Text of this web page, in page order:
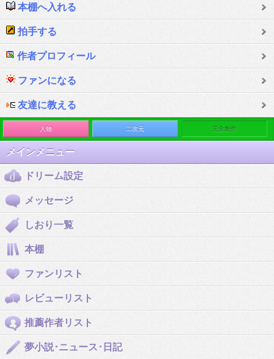
本棚へ入れる
拍手する
作者プロフィール
ファンになる
友達に教える
人物 二次元 完全創作
メインメニュー
ドリーム設定
メッセージ
しおり一覧
本棚
ファンリスト
レビューリスト
推薦作者リスト
夢小説･ニュース･日記